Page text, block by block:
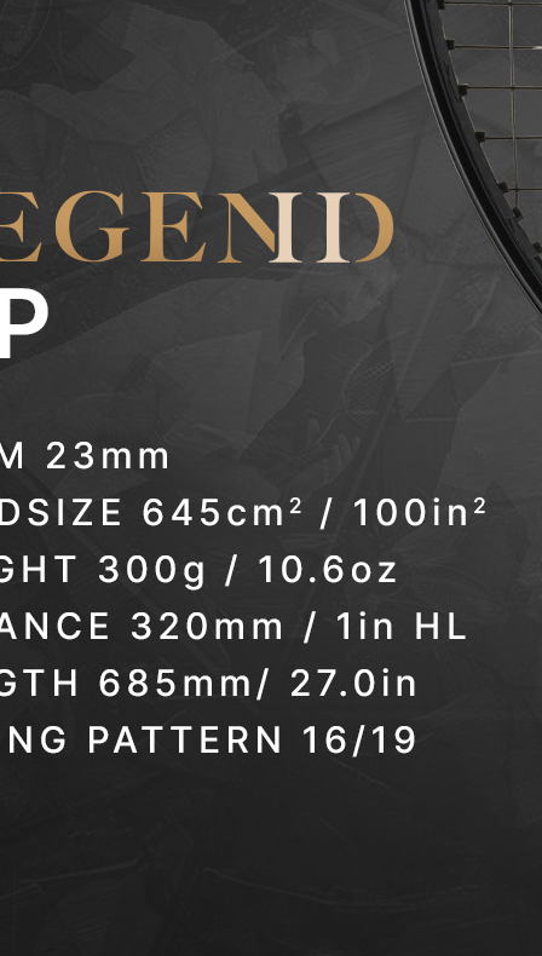
mm (1 HL) →
iets meer
power en
spin en power
spelers die
extra snelheid
en effect willen
toevoegen aan
hun spel.